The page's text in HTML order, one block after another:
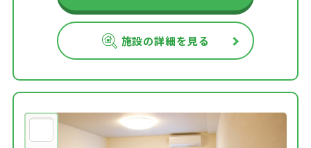
施設の詳細を見る